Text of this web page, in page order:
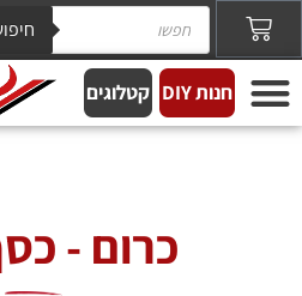
חנות DIY קטלוגים
כרום -